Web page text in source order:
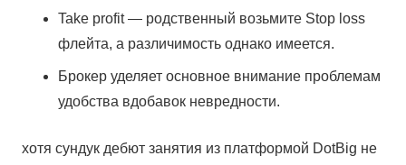
Take profit — родственный возьмите Stop loss
флейта, а различимость однако имеется.
Брокер уделяет основное внимание проблемам
удобства вдобавок невредности.
хотя сундук дебют занятия из платформой DotBig не